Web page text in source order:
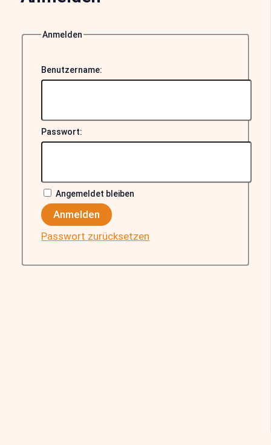
Anmelden
Benutzername:
Passwort:
Angemeldet bleiben
Anmelden
Passwort zurücksetzen